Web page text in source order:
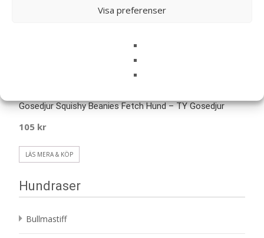
Visa preferenser
Gosedjur Squishy Beanies Fetch Hund – TY Gosedjur
105 kr
LÄS MERA & KÖP
Hundraser
Bullmastiff